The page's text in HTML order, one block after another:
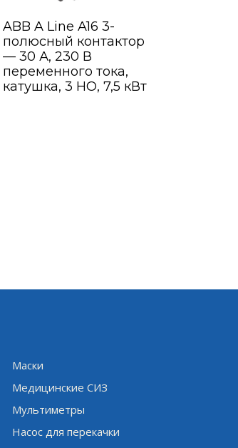
ABB A Line A16 3-
полюсный контактор
— 30 А, 230 В
переменного тока,
катушка, 3 НО, 7,5 кВт
Маски
Медицинские СИЗ
Мультиметры
Насос для перекачки